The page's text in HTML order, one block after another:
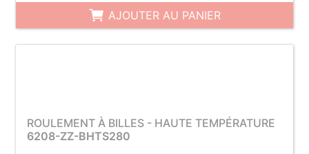
AJOUTER AU PANIER
ROULEMENT À BILLES - HAUTE TEMPÉRATURE
6208-ZZ-BHTS280